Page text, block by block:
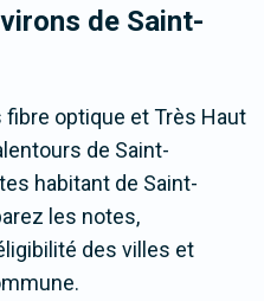
de Saint-
optique et Très Haut
de Saint-
habitant de Saint-
les notes,
des villes et